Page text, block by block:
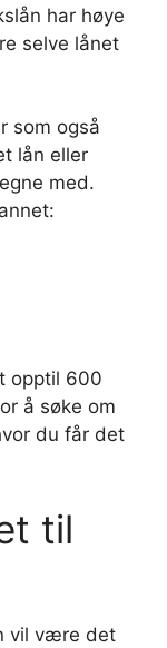
har høye
selve lånet
som også
lån eller
med.
opptil 600
å søke om
du får det
til
vil være det